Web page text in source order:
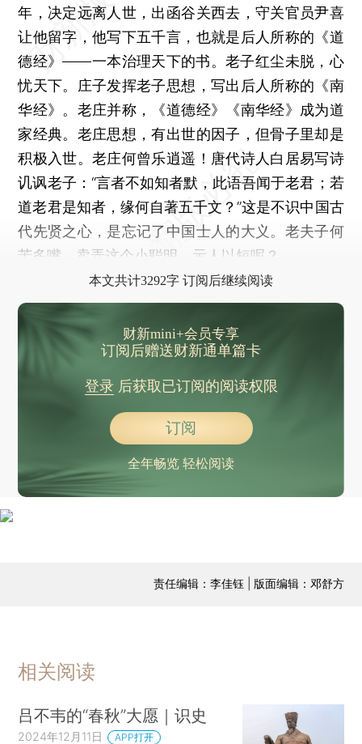
年，决定远离人世，出函谷关西去，守关官员尹喜
让他留字，他写下五千言，也就是后人所称的《道
德经》——一本治理天下的书。老子红尘未脱，心
忧天下。庄子发挥老子思想，写出后人所称的《南
华经》。老庄并称，《道德经》《南华经》成为道
家经典。老庄思想，有出世的因子，但骨子里却是
积极入世。老庄何曾乐逍遥！唐代诗人白居易写诗
讥讽老子：“言者不如知者默，此语吾闻于老君；若
道老君是知者，缘何自著五千文？”这是不识中国古
代先贤之心，是忘记了中国士人的大义。老夫子何
苦多嘴，卖弄这个小聪明，示人以短呢？
本文共计3292字 订阅后继续阅读
财新mini+会员专享
订阅后赠送财新通单篇卡
登录后获取已订阅的阅读权限
订阅
全年畅览 轻松阅读
责任编辑：李佳钰 | 版面编辑：邓舒方
相关阅读
吕不韦的“春秋”大愿｜识史
2024年12月11日 APP打开